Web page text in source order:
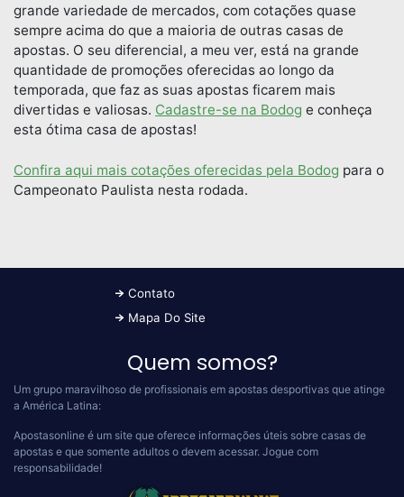
grande variedade de mercados, com cotações quase
sempre acima do que a maioria de outras casas de
apostas. O seu diferencial, a meu ver, está na grande
quantidade de promoções oferecidas ao longo da
temporada, que faz as suas apostas ficarem mais
divertidas e valiosas. Cadastre-se na Bodog e conheça
esta ótima casa de apostas!
Confira aqui mais cotações oferecidas pela Bodog para o
Campeonato Paulista nesta rodada.
Contato
Mapa Do Site
Quem somos?
Um grupo maravilhoso de profissionais em apostas desportivas que atinge
a América Latina:
Apostasonline é um site que oferece informações úteis sobre casas de
apostas e que somente adultos o devem acessar. Jogue com
responsabilidade!